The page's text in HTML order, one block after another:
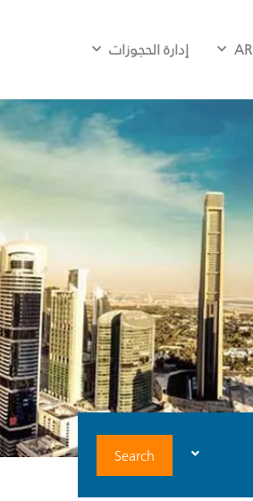
AR إدارة الحجوزات
Search